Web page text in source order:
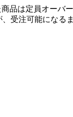
品は定員オーバ
受注可能になる